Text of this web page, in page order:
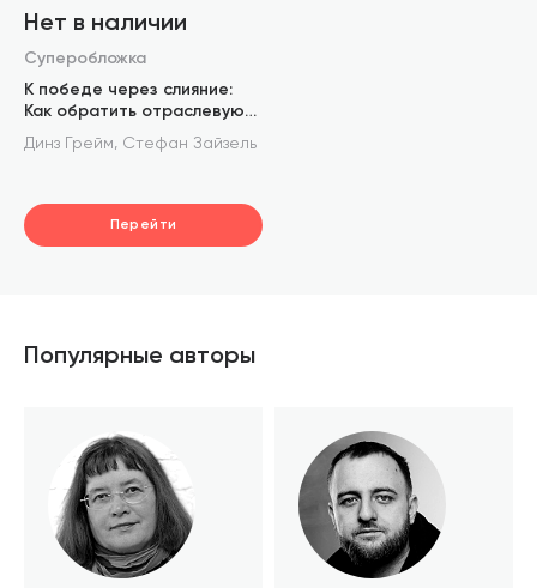
Нет в наличии
Суперобложка
К победе через слияние:
Как обратить отраслевую
консолидацию себе на
пользу
Динз Грейм, Стефан Зайзель
Перейти
Популярные авторы